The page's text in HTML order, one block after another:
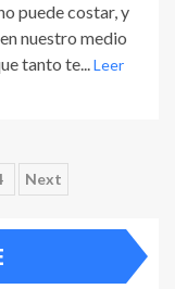
puede costar, y
nuestro medio
tanto te...Leer
Next